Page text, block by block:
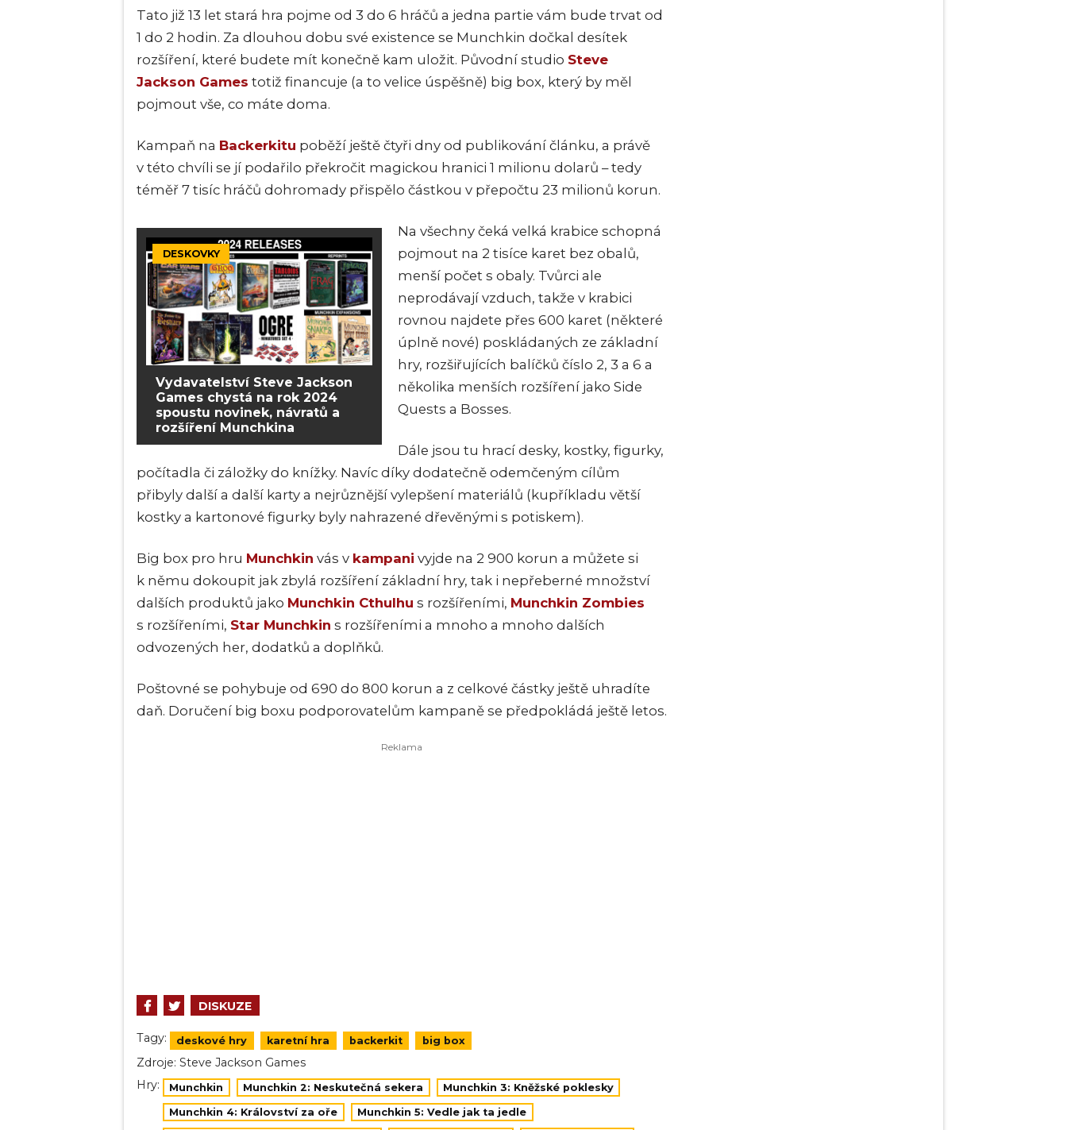
Tato již 13 let stará hra pojme od 3 do 6 hráčů a jedna partie vám bude trvat od
1 do 2 hodin. Za dlouhou dobu své existence se Munchkin dočkal desítek
rozšíření, které budete mít konečně kam uložit. Původní studio Steve
Jackson Games totiž financuje (a to velice úspěšně) big box, který by měl
pojmout vše, co máte doma.
Kampaň na Backerkitu poběží ještě čtyři dny od publikování článku, a právě
v této chvíli se jí podařilo překročit magickou hranici 1 milionu dolarů – tedy
téměř 7 tisíc hráčů dohromady přispělo částkou v přepočtu 23 milionů korun.
DESKOVKY
Vydavatelství Steve Jackson
Games chystá na rok 2024
spoustu novinek, návratů a
rozšíření Munchkina
Na všechny čeká velká krabice schopná
pojmout na 2 tisíce karet bez obalů,
menší počet s obaly. Tvůrci ale
neprodávají vzduch, takže v krabici
rovnou najdete přes 600 karet (některé
úplně nové) poskládaných ze základní
hry, rozšiřujících balíčků číslo 2, 3 a 6 a
několika menších rozšíření jako Side
Quests a Bosses.
Dále jsou tu hrací desky, kostky, figurky,
počítadla či záložky do knížky. Navíc díky dodatečně odemčeným cílům
přibyly další a další karty a nejrůznější vylepšení materiálů (kupříkladu větší
kostky a kartonové figurky byly nahrazené dřevěnými s potiskem).
Big box pro hru Munchkin vás v kampani vyjde na 2 900 korun a můžete si
k němu dokoupit jak zbylá rozšíření základní hry, tak i nepřeberné množství
dalších produktů jako Munchkin Cthulhu s rozšířeními, Munchkin Zombies
s rozšířeními, Star Munchkin s rozšířeními a mnoho a mnoho dalších
odvozených her, dodatků a doplňků.
Poštovné se pohybuje od 690 do 800 korun a z celkové částky ještě uhradíte
daň. Doručení big boxu podporovatelům kampaně se předpokládá ještě letos.
DISKUZE
Tagy: deskové hry karetní hra backerkit big box
Zdroje: Steve Jackson Games
Hry:
Munchkin Munchkin 2: Neskutečná sekera Munchkin 3: Kněžské poklesky
Munchkin 4: Království za oře Munchkin 5: Vedle jak ta jedle